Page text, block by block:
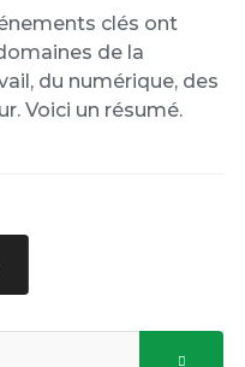
clés ont
de la
du numérique, des
Voici un résumé.